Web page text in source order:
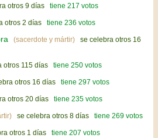
otros 9 días tiene 217 votos
otros 2 días tiene 236 votos
(sacerdote y mártir)
se celebra otros 16
otros 115 días tiene 250 votos
otros 16 días tiene 297 votos
otros 20 días tiene 235 votos
se celebra otros 8 días tiene 269 votos
otros 1 días tiene 207 votos